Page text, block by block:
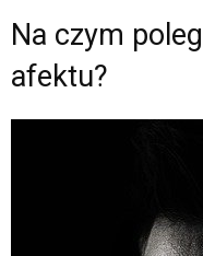
Na czym
afektu?